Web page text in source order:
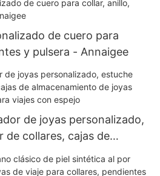
de cuero para
y pulsera - Annaigee
de joyas personalizado,
de collares, cajas de
portátiles de terciopelo